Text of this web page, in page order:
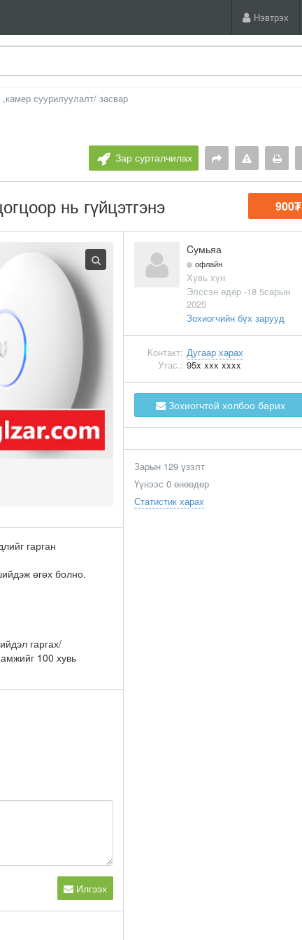
Нэвтрэх
суурилуулалт/ засвар
Зар сурталчилах
нь гүйцэтгэнэ 900₮
гарган
өгөх болно.
гаргах/
100 хувь
Илгээх
Cумьяа
офлайн
Хувь хүн
Элссэн өдөр -18 5сарын
2025
Зохиогчийн бүх зарууд
Контакт: Дугаар харах
Утас.: 95x xxx xxxx
Зохиогчтой холбоо барих
Зарын 129 үзэлт
Үүнээс 0 өнөөдөр
Статистик харах